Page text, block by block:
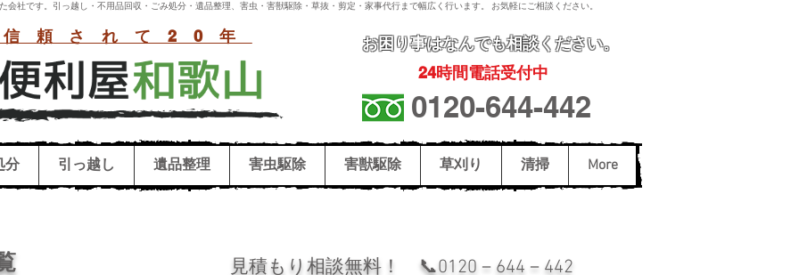
会社です。引っ越し・不用品回収・ごみ処分・遺品整理、害虫・害獣駆除・草抜・剪定・家事代行まで幅広く行います。 お気軽にご相談ください。
頼されて20年
24時間電話受付中
0120-644-442
お困り事はなんでも相談ください。
分 引っ越し 遺品整理 害虫駆除 害獣駆除 草刈り 清掃 More
見積もり相談無料！ 📞0120－644－442